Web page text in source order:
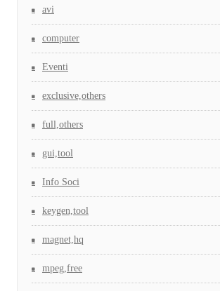
avi
computer
Eventi
exclusive,others
full,others
gui,tool
Info Soci
keygen,tool
magnet,hq
mpeg,free